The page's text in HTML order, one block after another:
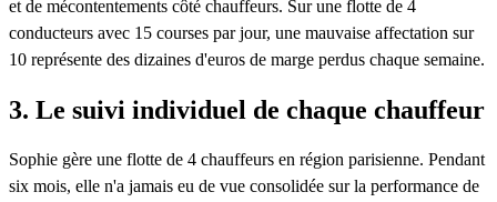
et de mécontentements côté chauffeurs. Sur une flotte de 4
conducteurs avec 15 courses par jour, une mauvaise affectation sur
10 représente des dizaines d'euros de marge perdus chaque semaine.
3. Le suivi individuel de chaque chauffeur
Sophie gère une flotte de 4 chauffeurs en région parisienne. Pendant
six mois, elle n'a jamais eu de vue consolidée sur la performance de